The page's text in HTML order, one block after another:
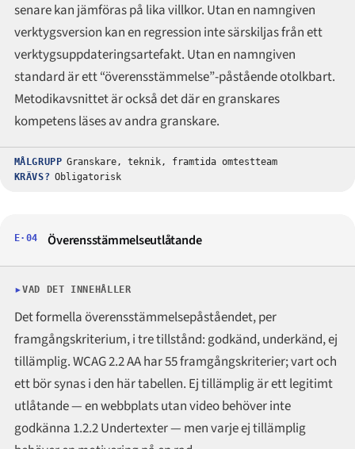
senare kan jämföras på lika villkor. Utan en namngiven
verktygsversion kan en regression inte särskiljas från ett
verktygsuppdateringsartefakt. Utan en namngiven
standard är ett “överensstämmelse”-påstående otolkbart.
Metodikavsnittet är också det där en granskares
kompetens läses av andra granskare.
MÅLGRUPP Granskare, teknik, framtida omtestteam
KRÄVS? Obligatorisk
E·04 Överensstämmelseutlåtande
VAD DET INNEHÅLLER
Det formella överensstämmelsepåståendet, per
framgångskriterium, i tre tillstånd: godkänd, underkänd, ej
tillämplig. WCAG 2.2 AA har 55 framgångskriterier; vart och
ett bör synas i den här tabellen. Ej tillämplig är ett legitimt
utlåtande — en webbplats utan video behöver inte
godkänna 1.2.2 Undertexter — men varje ej tillämplig